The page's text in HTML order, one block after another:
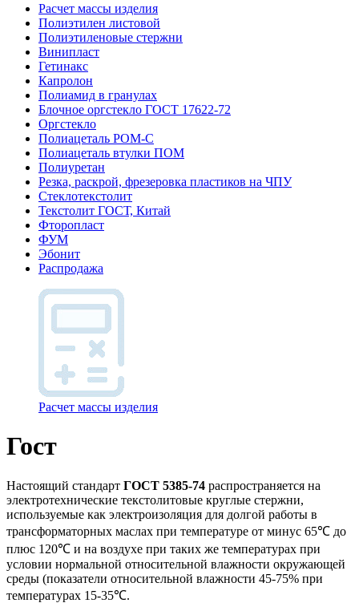
Расчет массы изделия
Полиэтилен листовой
Полиэтиленовые стержни
Винипласт
Гетинакс
Капролон
Полиамид в гранулах
Блочное оргстекло ГОСТ 17622-72
Оргстекло
Полиацеталь POM-C
Полиацеталь втулки ПОМ
Полиуретан
Резка, раскрой, фрезеровка пластиков на ЧПУ
Стеклотекстолит
Текстолит ГОСТ, Китай
Фторопласт
ФУМ
Эбонит
Распродажа
Расчет массы изделия
Гост
Настоящий стандарт ГОСТ 5385-74 распространяется на
электротехнические текстолитовые круглые стержни,
используемые как электроизоляция для долгой работы в
трансформаторных маслах при температуре от минус 65℃ до
плюс 120℃ и на воздухе при таких же температурах при
условии нормальной относительной влажности окружающей
среды (показатели относительной влажности 45-75% при
температурах 15-35℃.